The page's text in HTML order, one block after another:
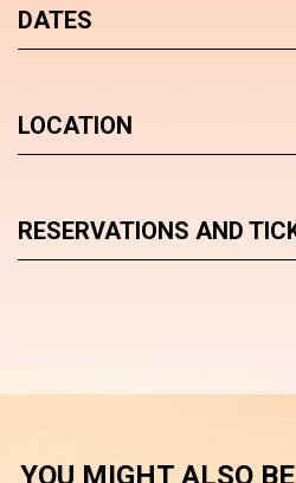
DATES
LOCATION
RESERVATIONS AND
YOU MIGHT ALSO